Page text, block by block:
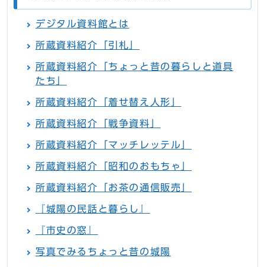
デジタル資料館とは
所蔵資料紹介「引札」
所蔵資料紹介「ちょっと昔の暮らしと道具
たち」
所蔵資料紹介「着せ替え人形」
所蔵資料紹介「戦争資料」
所蔵資料紹介「マッチレッテル」
所蔵資料紹介「昭和のおもちゃ」
所蔵資料紹介「お茶の通信販売」
『城陽の民話と暮らし』
『市史の窓』
写真でみるちょっと昔の城陽